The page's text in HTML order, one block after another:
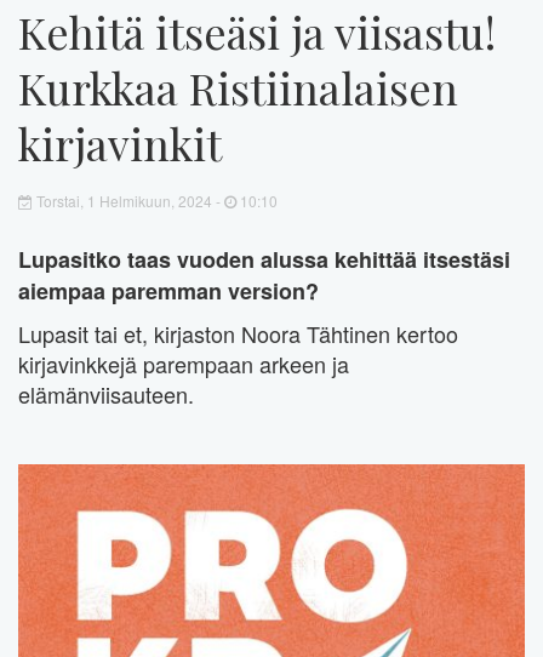
Kehitä itseäsi ja viisastu!
Kurkkaa Ristiinalaisen
kirjavinkit
Torstai, 1 Helmikuun, 2024 - 10:10
Lupasitko taas vuoden alussa kehittää itsestäsi
aiempaa paremman version?
Lupasit tai et, kirjaston Noora Tähtinen kertoo
kirjavinkkejä parempaan arkeen ja
elämänviisauteen.